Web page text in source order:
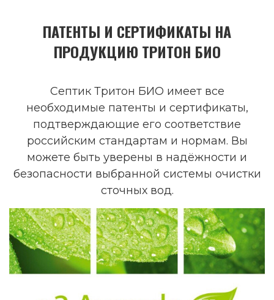
ПАТЕНТЫ И СЕРТИФИКАТЫ НА
ПРОДУКЦИЮ ТРИТОН БИО
Септик Тритон БИО имеет все
необходимые патенты и сертификаты,
подтверждающие его соответствие
российским стандартам и нормам. Вы
можете быть уверены в надёжности и
безопасности выбранной системы очистки
сточных вод.